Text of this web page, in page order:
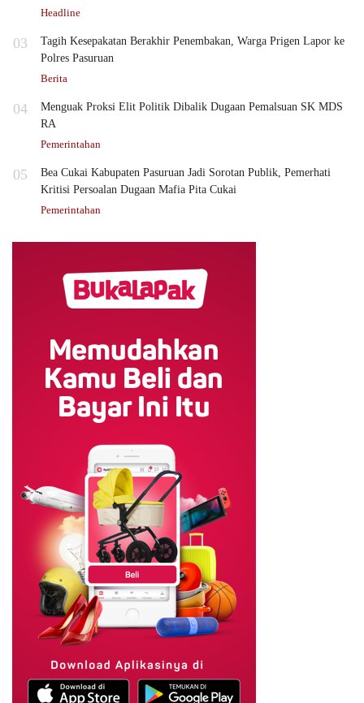
Headline
03
Tagih Kesepakatan Berakhir Penembakan, Warga Prigen Lapor ke
Polres Pasuruan
Berita
04
Menguak Proksi Elit Politik Dibalik Dugaan Pemalsuan SK MDS
RA
Pemerintahan
05
Bea Cukai Kabupaten Pasuruan Jadi Sorotan Publik, Pemerhati
Kritisi Persoalan Dugaan Mafia Pita Cukai
Pemerintahan